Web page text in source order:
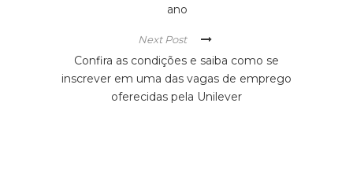
ano
Next Post
Confira as condições e saiba como se
inscrever em uma das vagas de emprego
oferecidas pela Unilever